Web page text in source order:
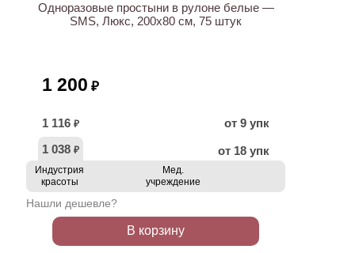
Одноразовые простыни в рулоне белые —
SMS, Люкс, 200х80 см, 75 штук
1 200 ₽
1 116 ₽
от 9 упк
1 038 ₽ от 18 упк
Индустрия
красоты
Мед.
учреждение
Нашли дешевле?
В корзину